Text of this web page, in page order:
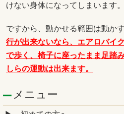
けない身体になってしまいます。
ですから、動かせる範囲は動か
行が出来ないなら、エアロバイ
で歩く、椅子に座ったまま足踏
しらの運動は出来ます。
メニュー